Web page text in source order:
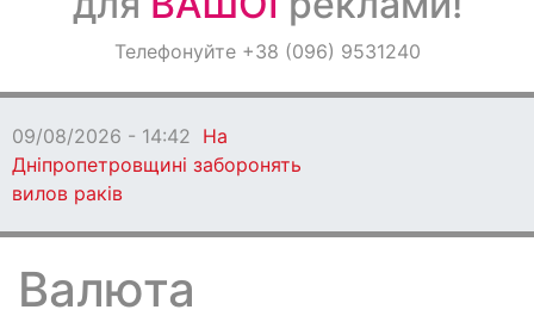
ОголошенняТелефонуйте +38 (096) 9531240
09/08/2026 - 13:06
Кам'янське втратило
захисника
Валюта